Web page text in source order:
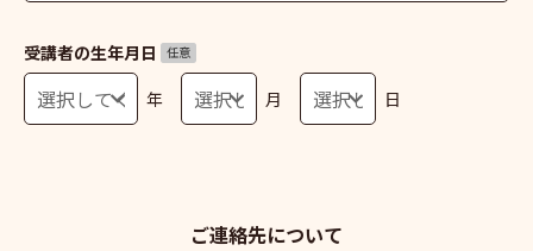
受講者の生年月日 任意
年 月 日
ご連絡先について